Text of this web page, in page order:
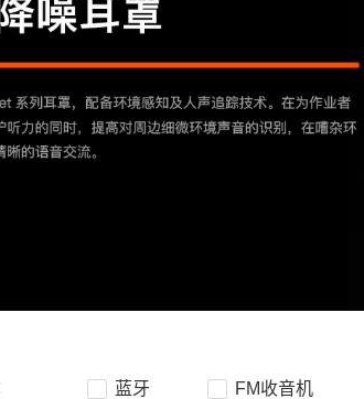
蓝牙 FM收音机